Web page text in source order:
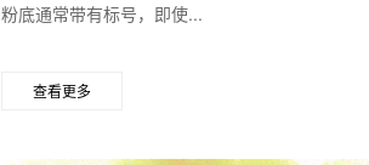
粉底通常带有标号，即使...
查看更多